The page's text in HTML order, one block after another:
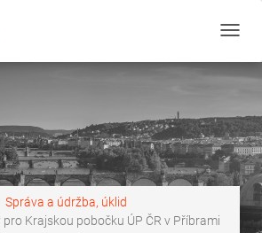
Správa a údržba, úklid
pro Krajskou pobočku ÚP ČR v Příbrami